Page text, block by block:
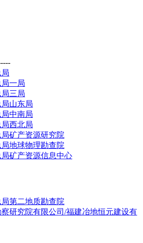
一局
三局
山东局
中南局
西北局
矿产资源研究院
地球物理勘查院
矿产资源信息中心
第二地质勘查院
研究院有限公司/福建冶地恒元建设有